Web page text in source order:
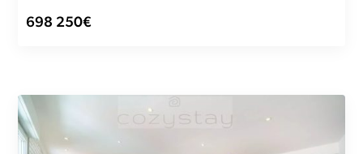
698 250€